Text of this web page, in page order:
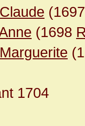
(1698
1704